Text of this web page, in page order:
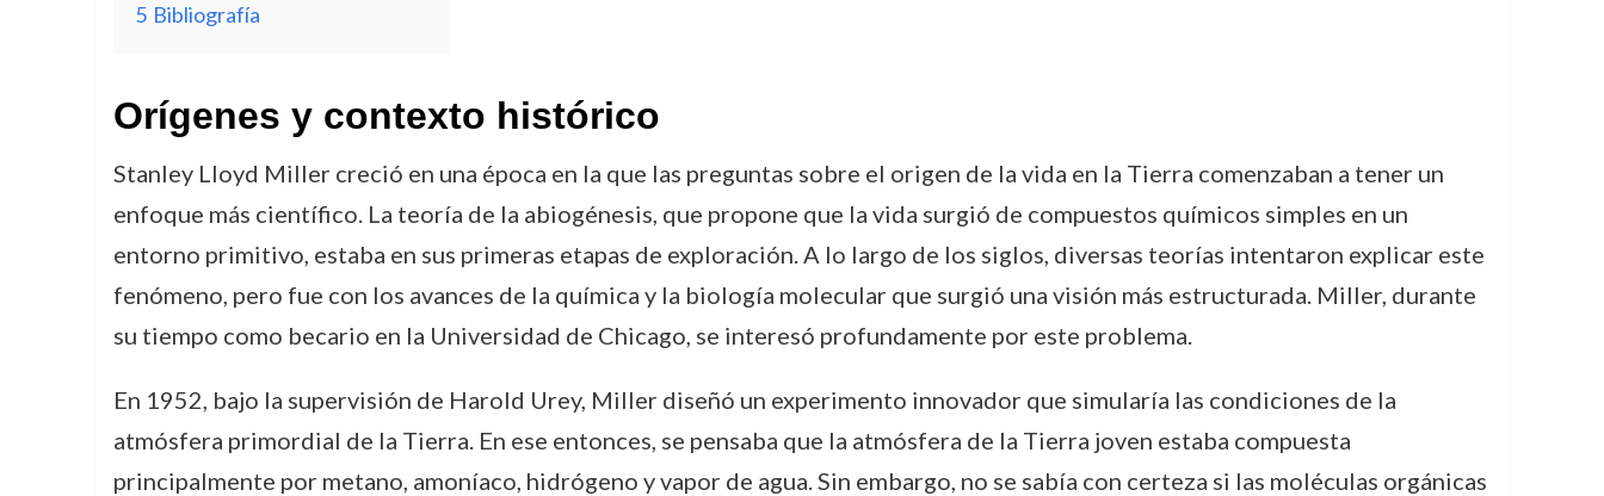
5 Bibliografía
Orígenes y contexto histórico
Stanley Lloyd Miller creció en una época en la que las preguntas sobre el origen de la vida en la Tierra comenzaban a tener un
enfoque más científico. La teoría de la abiogénesis, que propone que la vida surgió de compuestos químicos simples en un
entorno primitivo, estaba en sus primeras etapas de exploración. A lo largo de los siglos, diversas teorías intentaron explicar este
fenómeno, pero fue con los avances de la química y la biología molecular que surgió una visión más estructurada. Miller, durante
su tiempo como becario en la Universidad de Chicago, se interesó profundamente por este problema.
En 1952, bajo la supervisión de Harold Urey, Miller diseñó un experimento innovador que simularía las condiciones de la
atmósfera primordial de la Tierra. En ese entonces, se pensaba que la atmósfera de la Tierra joven estaba compuesta
principalmente por metano, amoníaco, hidrógeno y vapor de agua. Sin embargo, no se sabía con certeza si las moléculas orgánicas